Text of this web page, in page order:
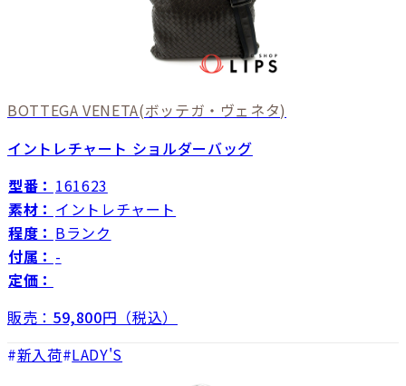
BOTTEGA VENETA(ボッテガ・ヴェネタ)
イントレチャート ショルダーバッグ
型番： 161623
素材： イントレチャート
程度： Bランク
付属： -
定価：
販売： 59,800円（税込）
新入荷 LADY'S